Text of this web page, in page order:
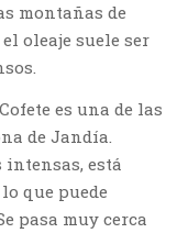
montañas de
oleaje suele ser
es una de las
de Jandía.
está
que puede
pasa muy cerca